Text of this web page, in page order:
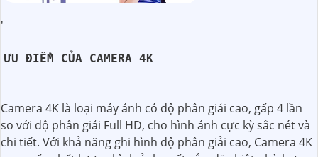
'
ƯU ĐIỂM CỦA CAMERA 4K
Camera 4K là loại máy ảnh có độ phân giải cao, gấp 4 lần
so với độ phân giải Full HD, cho hình ảnh cực kỳ sắc nét và
chi tiết. Với khả năng ghi hình độ phân giải cao, Camera 4K